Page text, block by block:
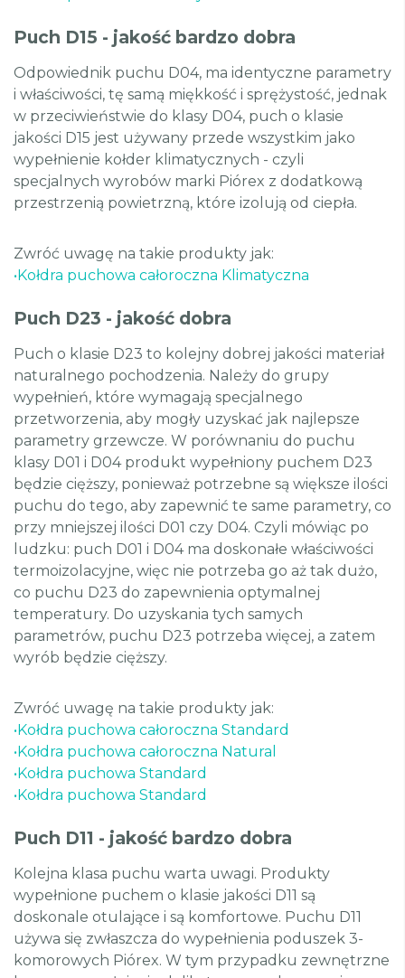
Puch D15 - jakość bardzo dobra
Odpowiednik puchu D04, ma identyczne parametry
i właściwości, tę samą miękkość i sprężystość, jednak
w przeciwieństwie do klasy D04, puch o klasie
jakości D15 jest używany przede wszystkim jako
wypełnienie kołder klimatycznych - czyli
specjalnych wyrobów marki Piórex z dodatkową
przestrzenią powietrzną, które izolują od ciepła.
Zwróć uwagę na takie produkty jak:
•Kołdra puchowa całoroczna Klimatyczna
Puch D23 - jakość dobra
Puch o klasie D23 to kolejny dobrej jakości materiał
naturalnego pochodzenia. Należy do grupy
wypełnień, które wymagają specjalnego
przetworzenia, aby mogły uzyskać jak najlepsze
parametry grzewcze. W porównaniu do puchu
klasy D01 i D04 produkt wypełniony puchem D23
będzie cięższy, ponieważ potrzebne są większe ilości
puchu do tego, aby zapewnić te same parametry, co
przy mniejszej ilości D01 czy D04. Czyli mówiąc po
ludzku: puch D01 i D04 ma doskonałe właściwości
termoizolacyjne, więc nie potrzeba go aż tak dużo,
co puchu D23 do zapewnienia optymalnej
temperatury. Do uzyskania tych samych
parametrów, puchu D23 potrzeba więcej, a zatem
wyrób będzie cięższy.
Zwróć uwagę na takie produkty jak:
•Kołdra puchowa całoroczna Standard
•Kołdra puchowa całoroczna Natural
•Kołdra puchowa Standard
•Kołdra puchowa Standard
Puch D11 - jakość bardzo dobra
Kolejna klasa puchu warta uwagi. Produkty
wypełnione puchem o klasie jakości D11 są
doskonale otulające i są komfortowe. Puchu D11
używa się zwłaszcza do wypełnienia poduszek 3-
komorowych Piórex. W tym przypadku zewnętrzne